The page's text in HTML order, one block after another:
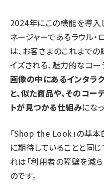
2024年にこの機能を導入
ネージャーであるラウル・
は、お客さまのこれまで
イズされる、魅力的なコー
画像の中にあるインタラ
と、似た商品や、そのコー
トが見つかる仕組みにな
「Shop the Look」の基
に期待していることと同じ
れは「利用者の障壁を減ら
のです。